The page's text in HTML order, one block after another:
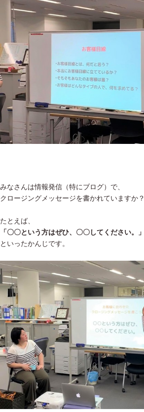
みなさんは情報発信（特にブログ）で、
クロージングメッセージを書かれていますか？
たとえば、
「〇〇という方はぜひ、〇〇してください。」
といったかんじです。